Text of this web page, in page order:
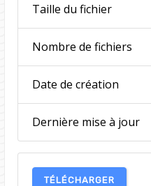
Taille du fichier
Nombre de fichiers
Date de création
Dernière mise à jour
TÉLÉCHARGER